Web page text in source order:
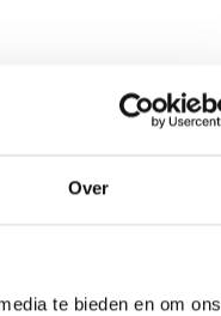
Over
te bieden en om ons